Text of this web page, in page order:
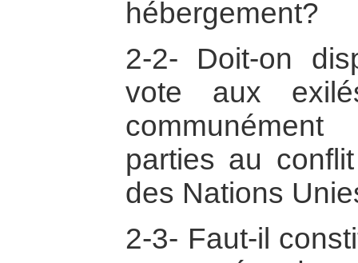
hébergement?
2-2- Doit-on
vote aux
parties au
des Nations
2-3- Faut-il